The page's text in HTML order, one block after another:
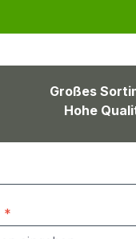
Großes
Hohe
*